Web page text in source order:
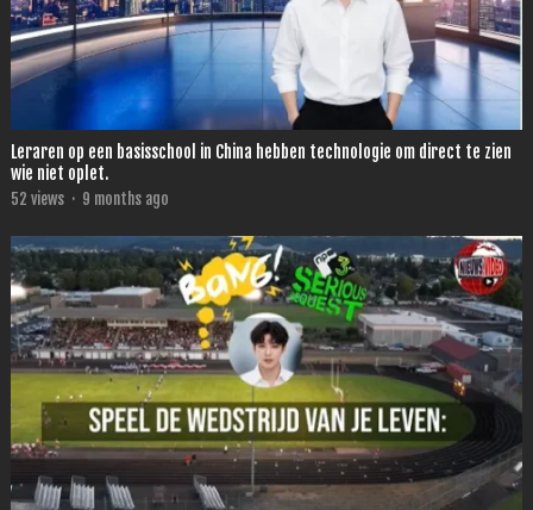
Leraren op een basisschool in China hebben technologie om direct te zien
wie niet oplet.
52 views · 9 months ago